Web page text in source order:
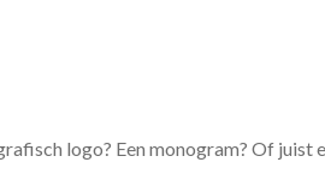
logo? Een monogram? Of